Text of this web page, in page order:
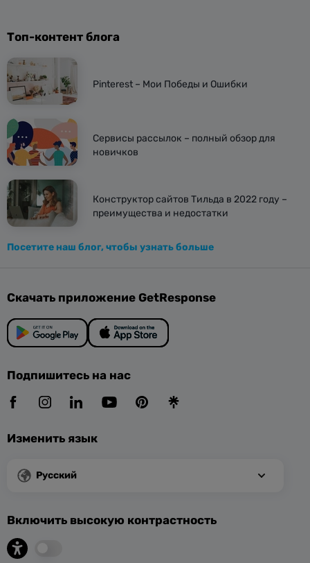
Топ-контент блога
Pinterest – Мои Победы и Ошибки
Сервисы рассылок – полный обзор для
новичков
Конструктор сайтов Тильда в 2022 году –
преимущества и недостатки
Посетите наш блог, чтобы узнать больше
Скачать приложение GetResponse
Подпишитесь на нас
Изменить язык
Русский
Включить высокую контрастность